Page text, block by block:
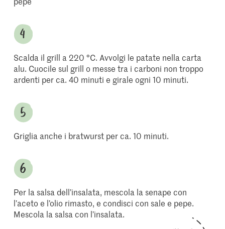
Scalda il grill a 220 °C. Avvolgi le patate nella carta
alu. Cuocile sul grill o messe tra i carboni non troppo
ardenti per ca. 40 minuti e girale ogni 10 minuti.
Griglia anche i bratwurst per ca. 10 minuti.
Per la salsa dell’insalata, mescola la senape con
l’aceto e l’olio rimasto, e condisci con sale e pepe.
Mescola la salsa con l’insalata.